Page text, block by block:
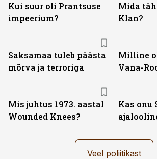
Kui suur oli Prantsuse
impeerium?
Mida
Klan?
Saksamaa tuleb päästa
mõrva ja terroriga
Milline
Vana-
Mis juhtus 1973. aastal
Wounded Knees?
Kas onu
Veel poliitikast